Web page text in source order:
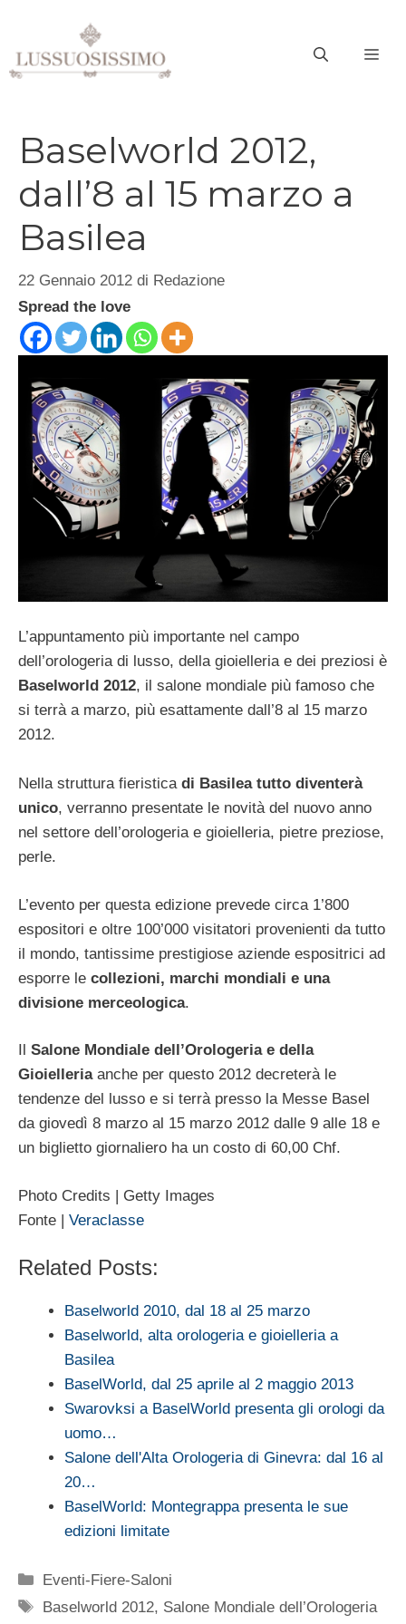
contenuto
Baselworld 2012,
dall’8 al 15 marzo a
Basilea
22 Gennaio 2012 di Redazione
Spread the love
L’appuntamento più importante nel campo
dell’orologeria di lusso, della gioielleria e dei preziosi è
Baselworld 2012, il salone mondiale più famoso che
si terrà a marzo, più esattamente dall’8 al 15 marzo
2012.
Nella struttura fieristica di Basilea tutto diventerà
unico, verranno presentate le novità del nuovo anno
nel settore dell’orologeria e gioielleria, pietre preziose,
perle.
L’evento per questa edizione prevede circa 1’800
espositori e oltre 100’000 visitatori provenienti da tutto
il mondo, tantissime prestigiose aziende espositrici ad
esporre le collezioni, marchi mondiali e una
divisione merceologica.
Il Salone Mondiale dell’Orologeria e della
Gioielleriaanche per questo 2012 decreterà le
tendenze del lusso e si terrà presso la Messe Basel
da giovedì 8 marzo al 15 marzo 2012 dalle 9 alle 18 e
un biglietto giornaliero ha un costo di 60,00 Chf.
Photo Credits | Getty Images
Fonte | Veraclasse
Related Posts:
Baselworld 2010, dal 18 al 25 marzo
Baselworld, alta orologeria e gioielleria a
Basilea
BaselWorld, dal 25 aprile al 2 maggio 2013
Swarovksi a BaselWorld presenta gli orologi da
uomo…
Salone dell'Alta Orologeria di Ginevra: dal 16 al
20…
BaselWorld: Montegrappa presenta le sue
edizioni limitate
Categorie
Eventi-Fiere-Saloni
Tag
Baselworld 2012, Salone Mondiale dell’Orologeria